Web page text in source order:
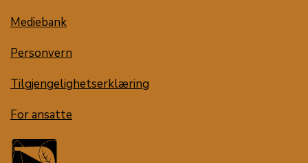
Mediebank
Personvern
Tilgjengelighetserklæring
For ansatte